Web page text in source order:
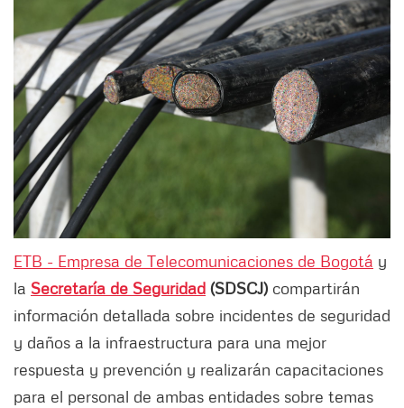
ETB - Empresa de Telecomunicaciones de Bogotá y
la Secretaría de Seguridad (SDSCJ) compartirán
información detallada sobre incidentes de seguridad
y daños a la infraestructura para una mejor
respuesta y prevención y realizarán capacitaciones
para el personal de ambas entidades sobre temas